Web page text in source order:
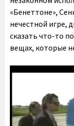
«Бенеттоне»,
нечестной игре,
сказать что-то
вещах, которые